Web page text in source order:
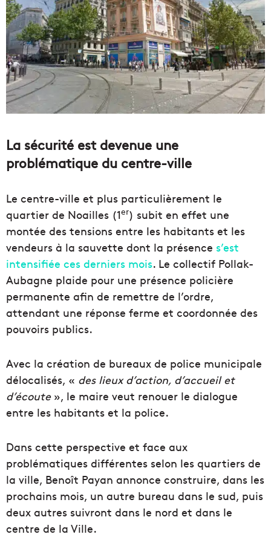
La sécurité est devenue une
problématique du centre-ville
Le centre-ville et plus particulièrement le
quartier de Noailles (1er) subit en effet une
montée des tensions entre les habitants et les
vendeurs à la sauvette dont la présence s’est
intensifiée ces derniers mois. Le collectif Pollak-
Aubagne plaide pour une présence policière
permanente afin de remettre de l’ordre,
attendant une réponse ferme et coordonnée des
pouvoirs publics.
Avec la création de bureaux de police municipale
délocalisés, « des lieux d’action, d’accueil et
d’écoute», le maire veut renouer le dialogue
entre les habitants et la police.
Dans cette perspective et face aux
problématiques différentes selon les quartiers de
la ville, Benoît Payan annonce construire, dans les
prochains mois, un autre bureau dans le sud, puis
deux autres suivront dans le nord et dans le
centre de la Ville.